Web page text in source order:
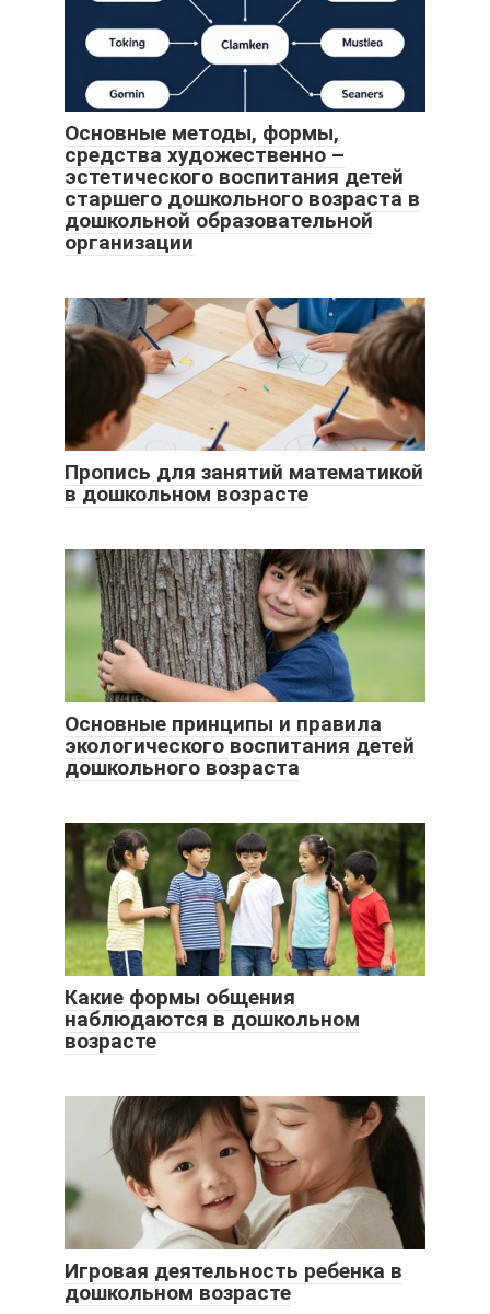
Основные методы, формы,
средства художественно –
эстетического воспитания детей
старшего дошкольного возраста в
дошкольной образовательной
организации
Пропись для занятий математикой
в дошкольном возрасте
Основные принципы и правила
экологического воспитания детей
дошкольного возраста
Какие формы общения
наблюдаются в дошкольном
возрасте
Игровая деятельность ребенка в
дошкольном возрасте